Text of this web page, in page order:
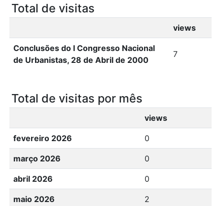
Total de visitas
views
Conclusões do I Congresso Nacional
de Urbanistas, 28 de Abril de 2000
7
Total de visitas por mês
views
fevereiro 2026 0
março 2026 0
abril 2026 0
maio 2026 2